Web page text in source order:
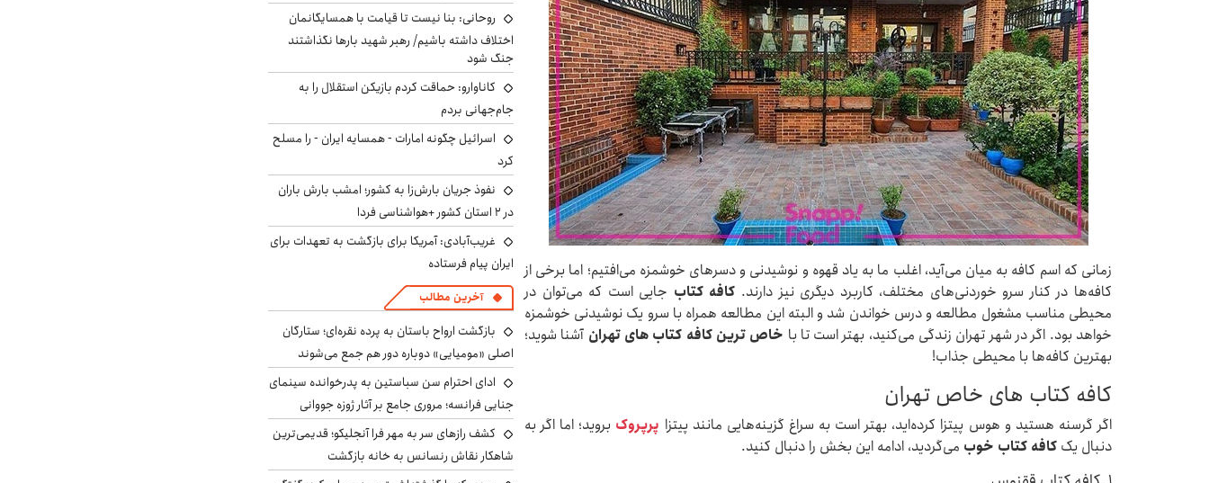
زمانی که اسم کافه به میان می‌آید، اغلب ما به یاد قهوه و نوشیدنی و دسرهای خوشمزه می‌افتیم؛ اما برخی از
کافه‌ها در کنار سرو خوردنی‌های مختلف، کاربرد دیگری نیز دارند. کافه کتاب جایی است که می‌توان در
محیطی مناسب مشغول مطالعه و درس خواندن شد و البته این مطالعه همراه با سرو یک نوشیدنی خوشمزه
خواهد بود. اگر در شهر تهران زندگی می‌کنید، بهتر است تا با خاص ترین کافه کتاب های تهران آشنا شوید؛
بهترین کافه‌ها با محیطی جذاب!
کافه کتاب های خاص تهران
اگر گرسنه هستید و هوس پیتزا کرده‌اید، بهتر است به سراغ گزینه‌هایی مانند پیتزا پرپروک بروید؛ اما اگر به
دنبال یک کافه کتاب خوب می‌گردید، ادامه این بخش را دنبال کنید.
روحانی: بنا نیست تا قیامت با همسایگانمان
اختلاف داشته باشیم/ رهبر شهید بارها نگذاشتند
جنگ شود
کاناوارو: حماقت کردم بازیکن استقلال را به
جام‌جهانی بردم
اسرائیل چگونه امارات - همسایه ایران - را مسلح
کرد
نفوذ جریان بارش‌زا به کشور؛ امشب بارش باران
در ۲ استان کشور +هواشناسی فردا
غریب‌آبادی: آمریکا برای بازگشت به تعهدات برای
ایران پیام فرستاده
آخرین مطالب
بازگشت ارواح باستان به پرده نقره‌ای؛ ستارگان
اصلی «مومیایی» دوباره دور هم جمع می‌شوند
ادای احترام سن سباستین به پدرخوانده سینمای
جنایی فرانسه؛ مروری جامع بر آثار ژوزه جووانی
کشف رازهای سر به مهر فرا آنجلیکو؛ قدیمی‌ترین
شاهکار نقاش رنسانس به خانه بازگشت